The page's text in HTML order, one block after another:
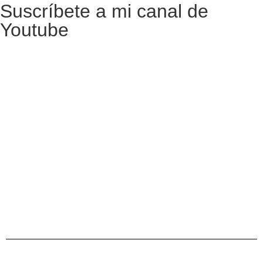
Suscríbete a mi canal de
Youtube